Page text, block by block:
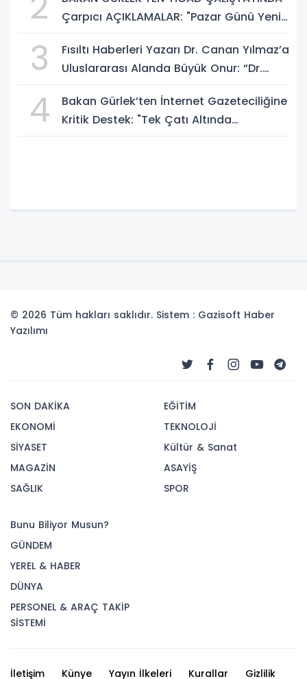
Çarpıcı AÇIKLAMALAR: "Pazar Günü Yeni
3
Fısıltı Haberleri Yazarı Dr. Canan Yılmaz’a
Uluslararası Alanda Büyük Onur: “Dr.
4
Bakan Gürlek’ten İnternet Gazeteciliğine
Kritik Destek: "Tek Çatı Altında
© 2026 Tüm hakları saklıdır. Sistem : Gazisoft Haber
Yazılımı
SON DAKİKA
EKONOMİ
SİYASET
MAGAZİN
SAĞLIK
EĞİTİM
TEKNOLOJİ
Kültür & Sanat
ASAYİŞ
SPOR
Bunu Biliyor Musun?
GÜNDEM
YEREL & HABER
DÜNYA
PERSONEL & ARAÇ TAKİP
SİSTEMİ
İletişim Künye Yayın İlkeleri Kurallar Gizlilik